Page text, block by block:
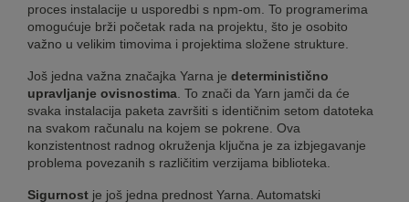
proces instalacije u usporedbi s npm-om. To programerima
omogućuje brži početak rada na projektu, što je osobito
važno u velikim timovima i projektima složene strukture.
Još jedna važna značajka Yarna je deterministično
upravljanje ovisnostima . To znači da Yarn jamči da će
svaka instalacija paketa završiti s identičnim setom datoteka
na svakom računalu na kojem se pokrene. Ova
konzistentnost radnog okruženja ključna je za izbjegavanje
problema povezanih s različitim verzijama biblioteka.
Sigurnost je još jedna prednost Yarna. Automatski